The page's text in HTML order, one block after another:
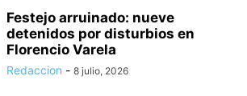
Festejo arruinado: nueve
detenidos por disturbios en
Florencio Varela
Redaccion - 8 julio, 2026